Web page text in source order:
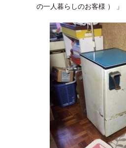
の一人暮らしのお客様 ） 」